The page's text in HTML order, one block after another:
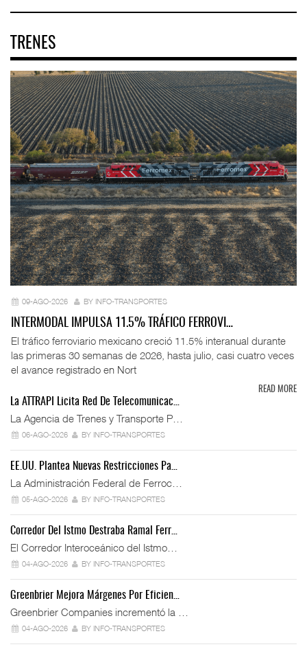
TRENES
09-AGO-2026 BY INFO-TRANSPORTES
INTERMODAL IMPULSA 11.5% TRÁFICO FERROVI…
El tráfico ferroviario mexicano creció 11.5% interanual durante
las primeras 30 semanas de 2026, hasta julio, casi cuatro veces
el avance registrado en Nort
READ MORE
La ATTRAPI Licita Red De Telecomunicac…
La Agencia de Trenes y Transporte P…
06-AGO-2026 BY INFO-TRANSPORTES
EE.UU. Plantea Nuevas Restricciones Pa…
La Administración Federal de Ferroc…
05-AGO-2026 BY INFO-TRANSPORTES
Corredor Del Istmo Destraba Ramal Ferr…
El Corredor Interoceánico del Istmo…
04-AGO-2026 BY INFO-TRANSPORTES
Greenbrier Mejora Márgenes Por Eficien…
Greenbrier Companies incrementó la …
04-AGO-2026 BY INFO-TRANSPORTES